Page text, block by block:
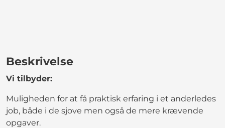
Beskrivelse
Vi tilbyder:
Muligheden for at få praktisk erfaring i et anderledes
job, både i de sjove men også de mere krævende
opgaver.